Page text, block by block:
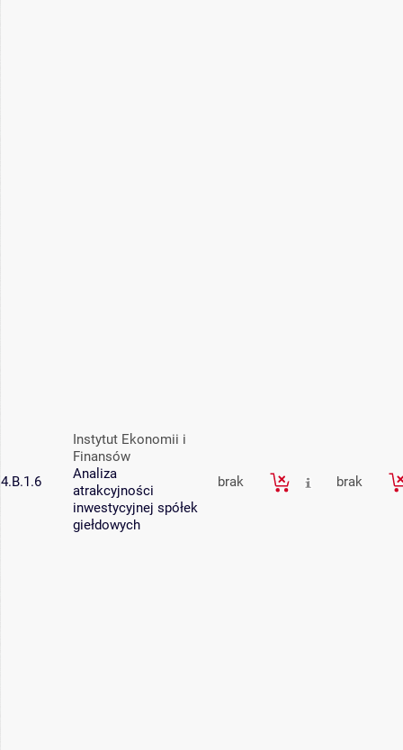
4.B.1.6
Instytut Ekonomii i
Finansów
Analiza
atrakcyjności
inwestycyjnej spółek
giełdowych
brak brak